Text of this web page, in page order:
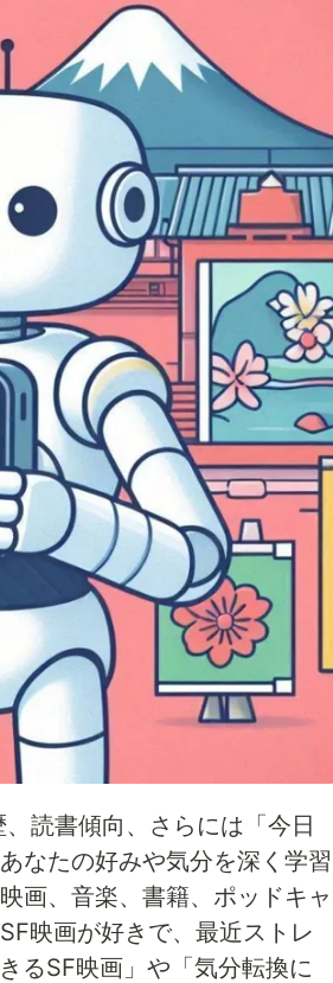
読書傾向、さらには「今日
なたの好みや気分を深く学習
画、音楽、書籍、ポッドキャ
映画が好きで、最近ストレ
るSF映画」や「気分転換に